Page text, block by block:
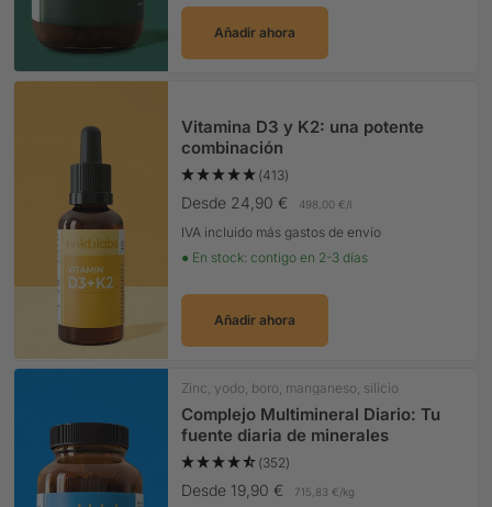
Añadir ahora
Vitamina D3 y K2: una potente
combinación
(413)
Precio Oferta
Desde 24,90 € 498,00 €/
IVA incluido más gastos de envío
● En stock: contigo en 2-3 días
Añadir ahora
Zinc, yodo, boro, manganeso, silicio
Complejo Multimineral Diario: Tu
fuente diaria de minerales
(352)
Precio Oferta
Desde 19,90 € 715,83 €/kg